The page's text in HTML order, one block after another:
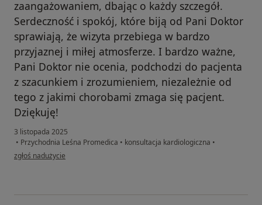
zaangażowaniem, dbając o każdy szczegół.
Serdeczność i spokój, które biją od Pani Doktor
sprawiają, że wizyta przebiega w bardzo
przyjaznej i miłej atmosferze. I bardzo ważne,
Pani Doktor nie ocenia, podchodzi do pacjenta
z szacunkiem i zrozumieniem, niezależnie od
tego z jakimi chorobami zmaga się pacjent.
Dziękuję!
3 listopada 2025
• Przychodnia Leśna Promedica • konsultacja kardiologiczna •
w opinii użytkownika Asia
zgłoś nadużycie